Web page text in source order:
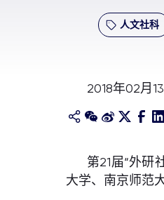
人文社科
2018年02月
第21届“外研
大学、南京师范